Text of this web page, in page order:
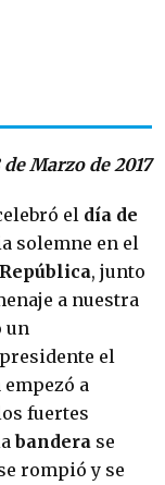
Marzo de 2017
el día de
solemne en el
, junto
a nuestra
un
el
a
fuertes
bandera se
rompió y se